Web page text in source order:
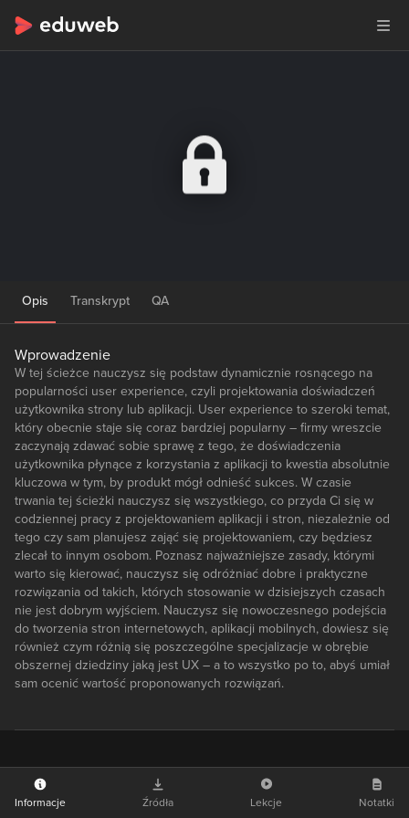
Opis Transkrypt QA
Wprowadzenie
W tej ścieżce nauczysz się podstaw dynamicznie rosnącego na
popularności user experience, czyli projektowania doświadczeń
użytkownika strony lub aplikacji. User experience to szeroki temat,
który obecnie staje się coraz bardziej popularny – firmy wreszcie
zaczynają zdawać sobie sprawę z tego, że doświadczenia
użytkownika płynące z korzystania z aplikacji to kwestia absolutnie
kluczowa w tym, by produkt mógł odnieść sukces. W czasie
trwania tej ścieżki nauczysz się wszystkiego, co przyda Ci się w
codziennej pracy z projektowaniem aplikacji i stron, niezależnie od
tego czy sam planujesz zająć się projektowaniem, czy będziesz
zlecał to innym osobom. Poznasz najważniejsze zasady, którymi
warto się kierować, nauczysz się odróżniać dobre i praktyczne
rozwiązania od takich, których stosowanie w dzisiejszych czasach
nie jest dobrym wyjściem. Nauczysz się nowoczesnego podejścia
do tworzenia stron internetowych, aplikacji mobilnych, dowiesz się
również czym różnią się poszczególne specjalizacje w obrębie
obszernej dziedziny jaką jest UX – a to wszystko po to, abyś umiał
sam ocenić wartość proponowanych rozwiązań.
Informacje Źródła Lekcje Notatki